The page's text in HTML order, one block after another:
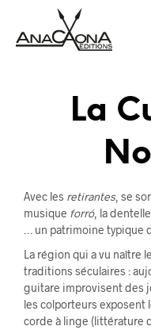
La
Avec les retirantes , se
musique forró, la
… un patrimoine typique
La région qui a vu naître
traditions séculaires :
guitare improvisent des
les colporteurs exposent
corde à linge (littérature